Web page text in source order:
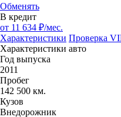
Обменять
В кредит
от 11 634 ₽/мес.
Характеристики Проверка
Характеристики авто
Год выпуска
2011
Пробег
142 500 км.
Кузов
Внедорожник